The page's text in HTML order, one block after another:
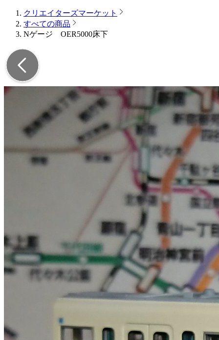
クリエイターズマーケット
すべての商品
Nゲージ OER5000床下